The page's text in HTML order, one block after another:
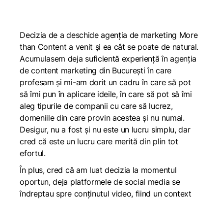
Decizia de a deschide agenția de marketing More
than Content a venit și ea cât se poate de natural.
Acumulasem deja suficientă experiență în agenția
de content marketing din București în care
profesam și mi-am dorit un cadru în care să pot
să îmi pun în aplicare ideile, în care să pot să îmi
aleg tipurile de companii cu care să lucrez,
domeniile din care provin acestea și nu numai.
Desigur, nu a fost și nu este un lucru simplu, dar
cred că este un lucru care merită din plin tot
efortul.
În plus, cred că am luat decizia la momentul
oportun, deja platformele de social media se
îndreptau spre conținutul video, fiind un context